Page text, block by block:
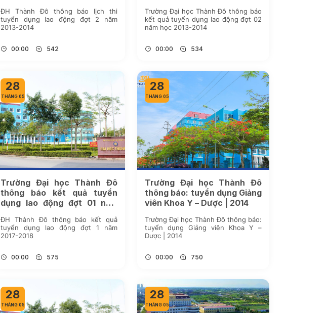
ĐH Thành Đô thông báo lịch thi
tuyển dụng lao động đợt 2 năm
2013-2014
00:00 542
Trường Đại học Thành Đô thông báo
kết quả tuyển dụng lao động đợt 02
năm học 2013-2014
00:00 534
28
THÁNG 05
Trường Đại học Thành Đô
thông báo kết quả tuyển
dụng lao động đợt 01 năm
ĐH Thành Đô thông báo kết quả
tuyển dụng lao động đợt 1 năm
2017-2018
00:00 575
28
THÁNG 05
Trường Đại học Thành Đô
thông báo: tuyển dụng Giảng
viên Khoa Y – Dược | 2014
Trường Đại học Thành Đô thông báo:
tuyển dụng Giảng viên Khoa Y –
Dược | 2014
00:00 750
28
THÁNG 05
28
THÁNG 05